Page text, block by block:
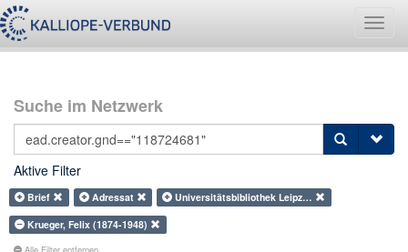
Suche im Netzwerk
Aktive Filter
Brief Adressat
Universitätsbibliothek Leipz…
Krueger, Felix (1874-1948)
Alle Filter entfernen